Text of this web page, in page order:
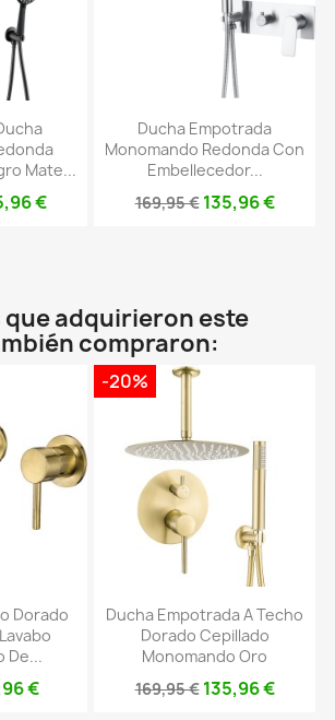
Mate...
€
Ducha Empotrada
Monomando Redonda Con
Embellecedor...
169,95 € 135,96 €
que adquirieron este
compraron:
Dorado
De...
€
Ducha Empotrada A Techo
Dorado Cepillado
Monomando Oro
169,95 € 135,96 €
-20%